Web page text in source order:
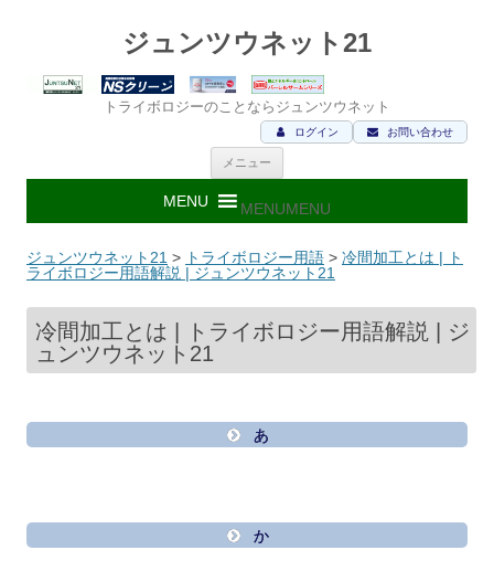
ジュンツウネット21
トライボロジーのことならジュンツウネット
お問い合わせ
ログイン
メニュー
ン
ツ
ス
キ
ッ
MENUMENU
ジュンツウネット21 > トライボロジー用語 > 冷間加工とは | ト
ライボロジー用語解説 | ジュンツウネット21
冷間加工とは | トライボロジー用語解説 | ジ
ュンツウネット21
あ
か